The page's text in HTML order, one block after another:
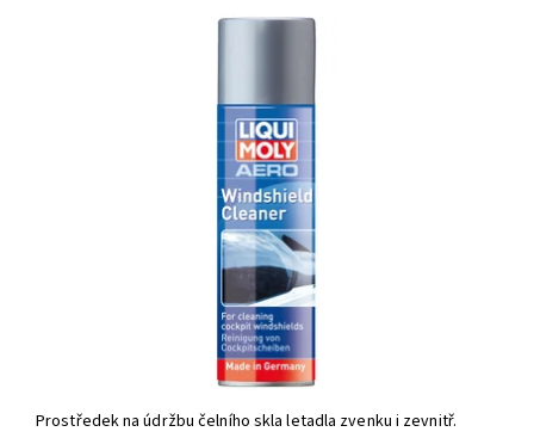
Prostředek na údržbu čelního skla letadla zvenku i zevnitř.